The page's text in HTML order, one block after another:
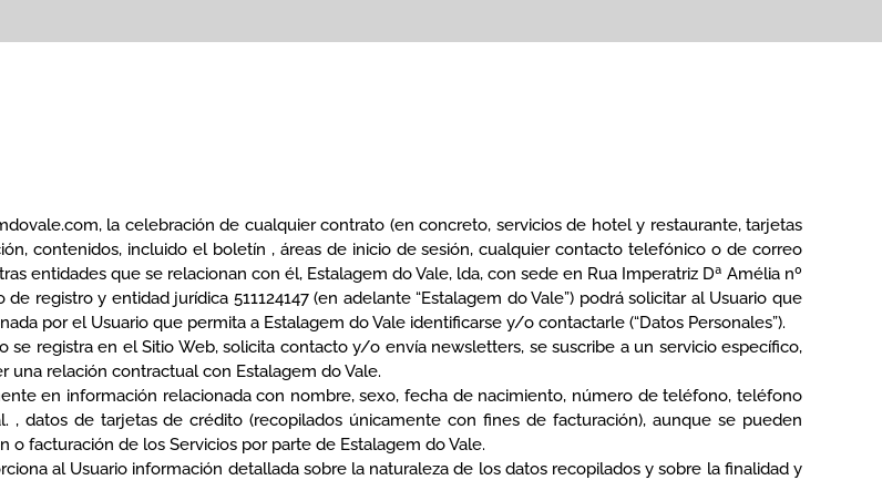
la celebración de cualquier contrato (en concreto, servicios de hotel y restaurante, tarjetas
contenidos, incluido el boletín , áreas de inicio de sesión, cualquier contacto telefónico o de correo
entidades que se relacionan con él, Estalagem do Vale, lda, con sede en Rua Imperatriz Dª Amélia nº
registro y entidad jurídica 511124147 (en adelante “Estalagem do Vale”) podrá solicitar al Usuario que
por el Usuario que permita a Estalagem do Vale identificarse y/o contactarle (“Datos Personales”).
se registra en el Sitio Web, solicita contacto y/o envía newsletters, se suscribe a un servicio específico,
relación contractual con Estalagem do Vale.
en información relacionada con nombre, sexo, fecha de nacimiento, número de teléfono, teléfono
, datos de tarjetas de crédito (recopilados únicamente con fines de facturación), aunque se pueden
facturación de los Servicios por parte de Estalagem do Vale.
al Usuario información detallada sobre la naturaleza de los datos recopilados y sobre la finalidad y